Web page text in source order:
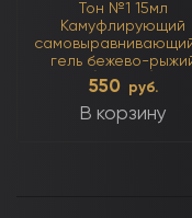
Тон №1 15мл
Камуфлирующий
гель бежево-
(тёплый)
550 руб.
В корзину